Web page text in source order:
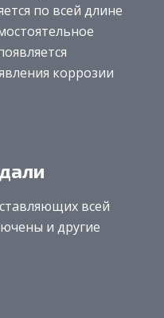
по всей длине
коррозии
всей
и другие